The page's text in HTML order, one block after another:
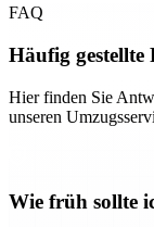
FAQ
Häufig gestellte
Hier finden Sie
unseren
Wie früh sollte